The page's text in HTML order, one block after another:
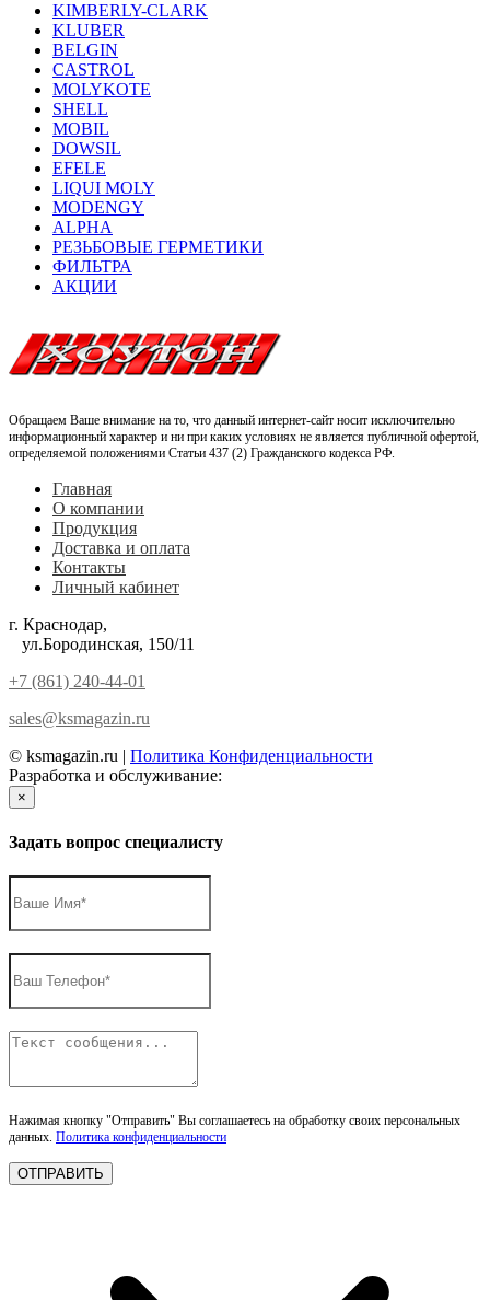
KIMBERLY-CLARK
KLUBER
BELGIN
CASTROL
MOLYKOTE
SHELL
MOBIL
DOWSIL
EFELE
LIQUI MOLY
MODENGY
ALPHA
РЕЗЬБОВЫЕ ГЕРМЕТИКИ
ФИЛЬТРА
АКЦИИ
Обращаем Ваше внимание на то, что данный интернет-сайт носит исключительно
информационный характер и ни при каких условиях не является публичной офертой,
определяемой положениями Статьи 437 (2) Гражданского кодекса РФ.
Главная
О компании
Продукция
Доставка и оплата
Контакты
Личный кабинет
г. Краснодар,
ул.Бородинская, 150/11
+7 (861) 240-44-01
sales@ksmagazin.ru
© ksmagazin.ru | Политика Конфиденциальности
Разработка и обслуживание:
×
Задать вопрос специалисту
Нажимая кнопку "Отправить" Вы соглашаетесь на обработку своих персональных
данных. Политика конфиденциальности